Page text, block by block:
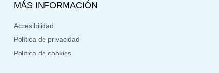
MÁS INFORMACIÓN
Accesibilidad
Política de privacidad
Política de cookies